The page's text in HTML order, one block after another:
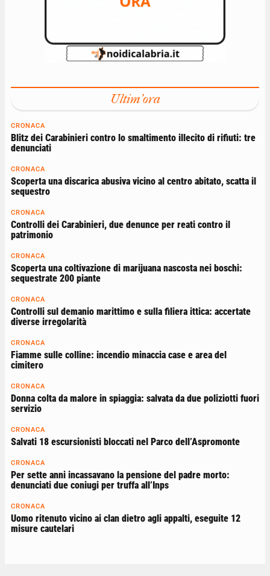
Ultim'ora
CRONACA
Blitz dei Carabinieri contro lo smaltimento illecito di rifiuti: tre
denunciati
CRONACA
Scoperta una discarica abusiva vicino al centro abitato, scatta il
sequestro
CRONACA
Controlli dei Carabinieri, due denunce per reati contro il
patrimonio
CRONACA
Scoperta una coltivazione di marijuana nascosta nei boschi:
sequestrate 200 piante
CRONACA
Controlli sul demanio marittimo e sulla filiera ittica: accertate
diverse irregolarità
CRONACA
Fiamme sulle colline: incendio minaccia case e area del
cimitero
CRONACA
Donna colta da malore in spiaggia: salvata da due poliziotti fuori
servizio
CRONACA
Salvati 18 escursionisti bloccati nel Parco dell’Aspromonte
CRONACA
Per sette anni incassavano la pensione del padre morto:
denunciati due coniugi per truffa all’Inps
CRONACA
Uomo ritenuto vicino ai clan dietro agli appalti, eseguite 12
misure cautelari